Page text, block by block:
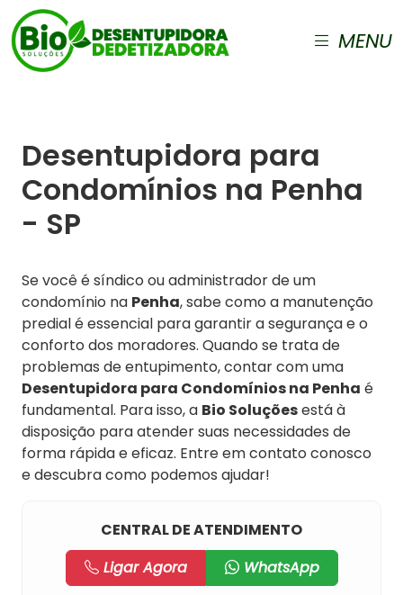
MENU
Desentupidora para
Condomínios na Penha
- SP
Se você é síndico ou administrador de um
condomínio na Penha, sabe como a manutenção
predial é essencial para garantir a segurança e o
conforto dos moradores. Quando se trata de
problemas de entupimento, contar com uma
Desentupidora para Condomínios na Penha é
fundamental. Para isso, a Bio Soluçõesestá à
disposição para atender suas necessidades de
forma rápida e eficaz. Entre em contato conosco
e descubra como podemos ajudar!
CENTRAL DE ATENDIMENTO
Ligar Agora
WhatsApp